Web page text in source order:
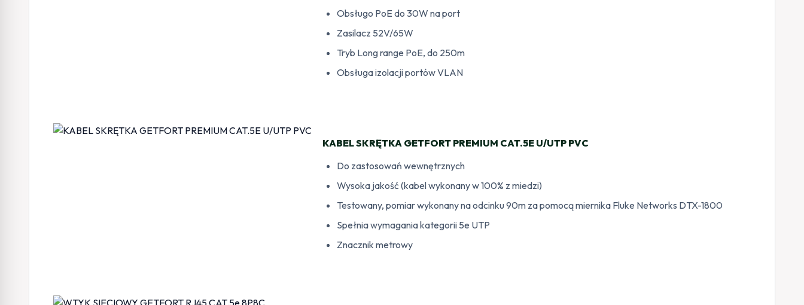
Obsługo PoE do 30W na port
Zasilacz 52V/65W
Tryb Long range PoE, do 250m
Obsługa izolacji portów VLAN
KABEL SKRĘTKA GETFORT PREMIUM CAT.5E U/UTP PVC
Do zastosowań wewnętrznych
Wysoka jakość (kabel wykonany w 100% z miedzi)
Testowany, pomiar wykonany na odcinku 90m za pomocą miernika Fluke Networks DTX-1800
Spełnia wymagania kategorii 5e UTP
Znacznik metrowy